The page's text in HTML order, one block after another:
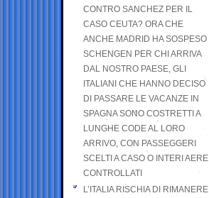
CONTRO SANCHEZ PER IL
CASO CEUTA? ORA CHE
ANCHE MADRID HA SOSPESO
SCHENGEN PER CHI ARRIVA
DAL NOSTRO PAESE, GLI
ITALIANI CHE HANNO DECISO
DI PASSARE LE VACANZE IN
SPAGNA SONO COSTRETTI A
LUNGHE CODE AL LORO
ARRIVO, CON PASSEGGERI
SCELTI A CASO O INTERI AEREI
CONTROLLATI
L’ITALIA RISCHIA DI RIMANERE